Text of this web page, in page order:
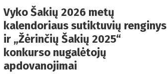
Vyko Šakių 2026 metų
kalendoriaus sutiktuvių renginys
ir „Žėrinčių Šakių 2025“
konkurso nugalėtojų
apdovanojimai